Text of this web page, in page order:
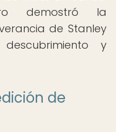
demostró la
de Stanley
y
de